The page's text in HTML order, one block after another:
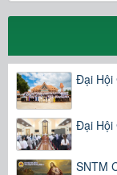
Đại Hội
Đại Hội
SNTM